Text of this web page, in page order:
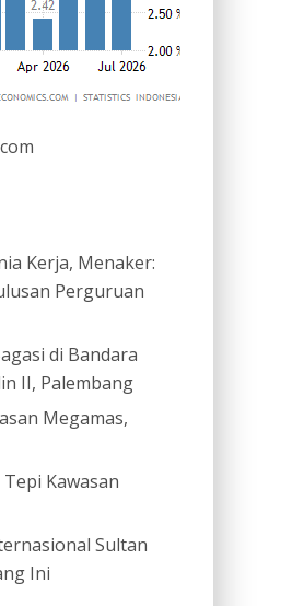
Kerja, Menaker:
Perguruan
di Bandara
II, Palembang
Megamas,
Kawasan
Sultan
Ini